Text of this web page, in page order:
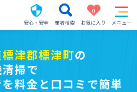
安心・安全 業者検索
0
お気に入り
メニュー
津郡標津町の
掃で
料金と口コミで簡単